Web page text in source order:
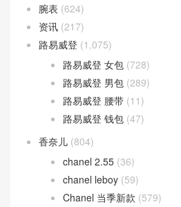
腕表 (624)
资讯 (217)
路易威登 (1,075)
路易威登 女包 (728)
路易威登 男包 (289)
路易威登 腰带 (11)
路易威登 钱包 (47)
香奈儿 (804)
chanel 2.55 (36)
chanel leboy (59)
Chanel 当季新款 (579)